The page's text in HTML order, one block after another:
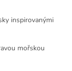
inspirovanými
mořskou